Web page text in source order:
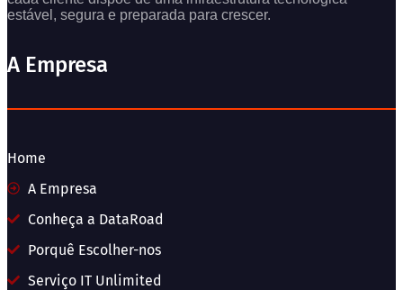
estável, segura e preparada para crescer.
A Empresa
Home
A Empresa
Conheça a DataRoad
Porquê Escolher-nos
Serviço IT Unlimited